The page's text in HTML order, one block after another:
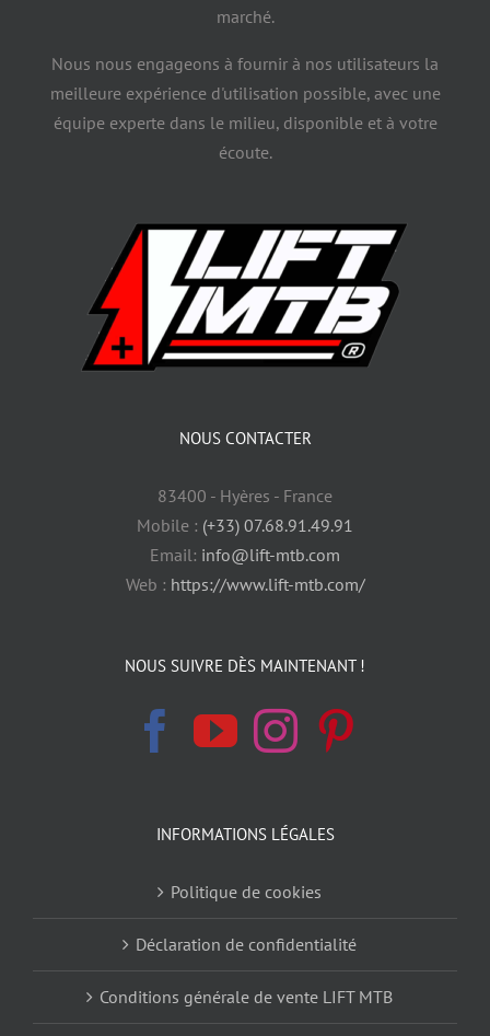
marché.
Nous nous engageons à fournir à nos utilisateurs la
meilleure expérience d'utilisation possible, avec une
équipe experte dans le milieu, disponible et à votre
écoute.
NOUS CONTACTER
83400 - Hyères - France
Mobile : (+33) 07.68.91.49.91
Email: info@lift-mtb.com
Web : https://www.lift-mtb.com/
NOUS SUIVRE DÈS MAINTENANT !
INFORMATIONS LÉGALES
Politique de cookies
Déclaration de confidentialité
Conditions générale de vente LIFT MTB